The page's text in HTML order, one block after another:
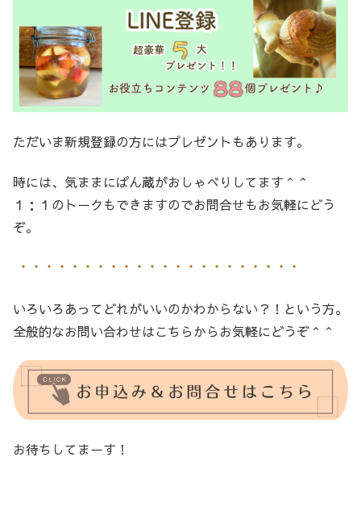
ただいま新規登録の方にはプレゼントもあります。
時には、気ままにぱん蔵がおしゃべりしてます＾＾
１：１のトークもできますのでお問合せもお気軽にどう
ぞ。
いろいろあってどれがいいのかわからない？！という方。
全般的なお問い合わせはこちらからお気軽にどうぞ＾＾
お待ちしてまーす！